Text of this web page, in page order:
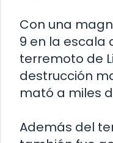
Con una
9 en la escala
terremoto de
destrucción
mató a miles
Además del